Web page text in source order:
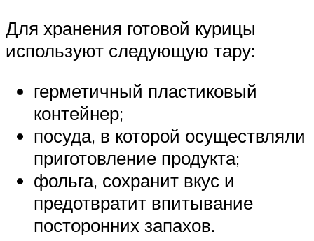
Для хранения готовой курицы
используют следующую тару:
герметичный пластиковый
контейнер;
посуда, в которой осуществляли
приготовление продукта;
фольга, сохранит вкус и
предотвратит впитывание
посторонних запахов.